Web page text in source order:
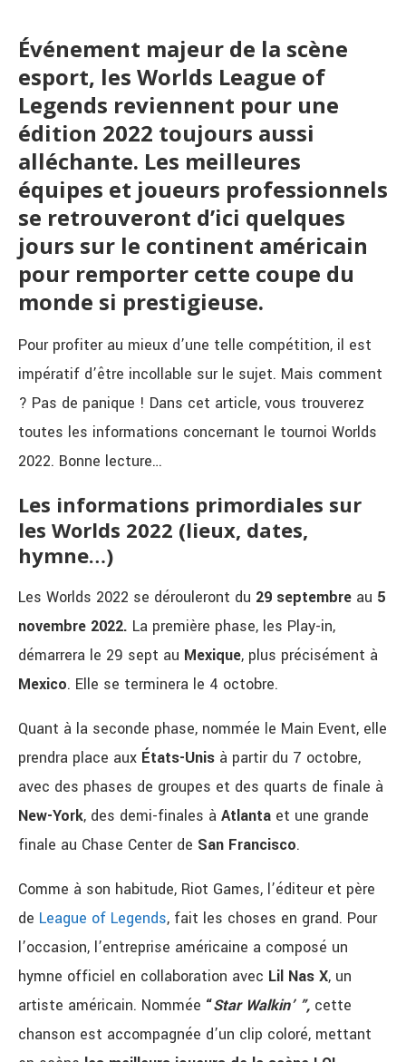
Événement majeur de la scène
esport, les Worlds League of
Legends reviennent pour une
édition 2022 toujours aussi
alléchante. Les meilleures
équipes et joueurs professionnels
se retrouveront d’ici quelques
jours sur le continent américain
pour remporter cette coupe du
monde si prestigieuse.
Pour profiter au mieux d’une telle compétition, il est
impératif d’être incollable sur le sujet. Mais comment
? Pas de panique ! Dans cet article, vous trouverez
toutes les informations concernant le tournoi Worlds
2022. Bonne lecture…
Les informations primordiales sur
les Worlds 2022 (lieux, dates,
hymne…)
Les Worlds 2022 se dérouleront du 29 septembre au 5
novembre 2022. La première phase, les Play-in,
démarrera le 29 sept au Mexique, plus précisément à
Mexico. Elle se terminera le 4 octobre.
Quant à la seconde phase, nommée le Main Event, elle
prendra place aux États-Unis à partir du 7 octobre,
avec des phases de groupes et des quarts de finale à
New-York, des demi-finales à Atlanta et une grande
finale au Chase Center de San Francisco.
Comme à son habitude, Riot Games, l’éditeur et père
de League of Legends, fait les choses en grand. Pour
l’occasion, l’entreprise américaine a composé un
hymne officiel en collaboration avec Lil Nas X, un
artiste américain. Nommée “Star Walkin’ ”, cette
chanson est accompagnée d’un clip coloré, mettant